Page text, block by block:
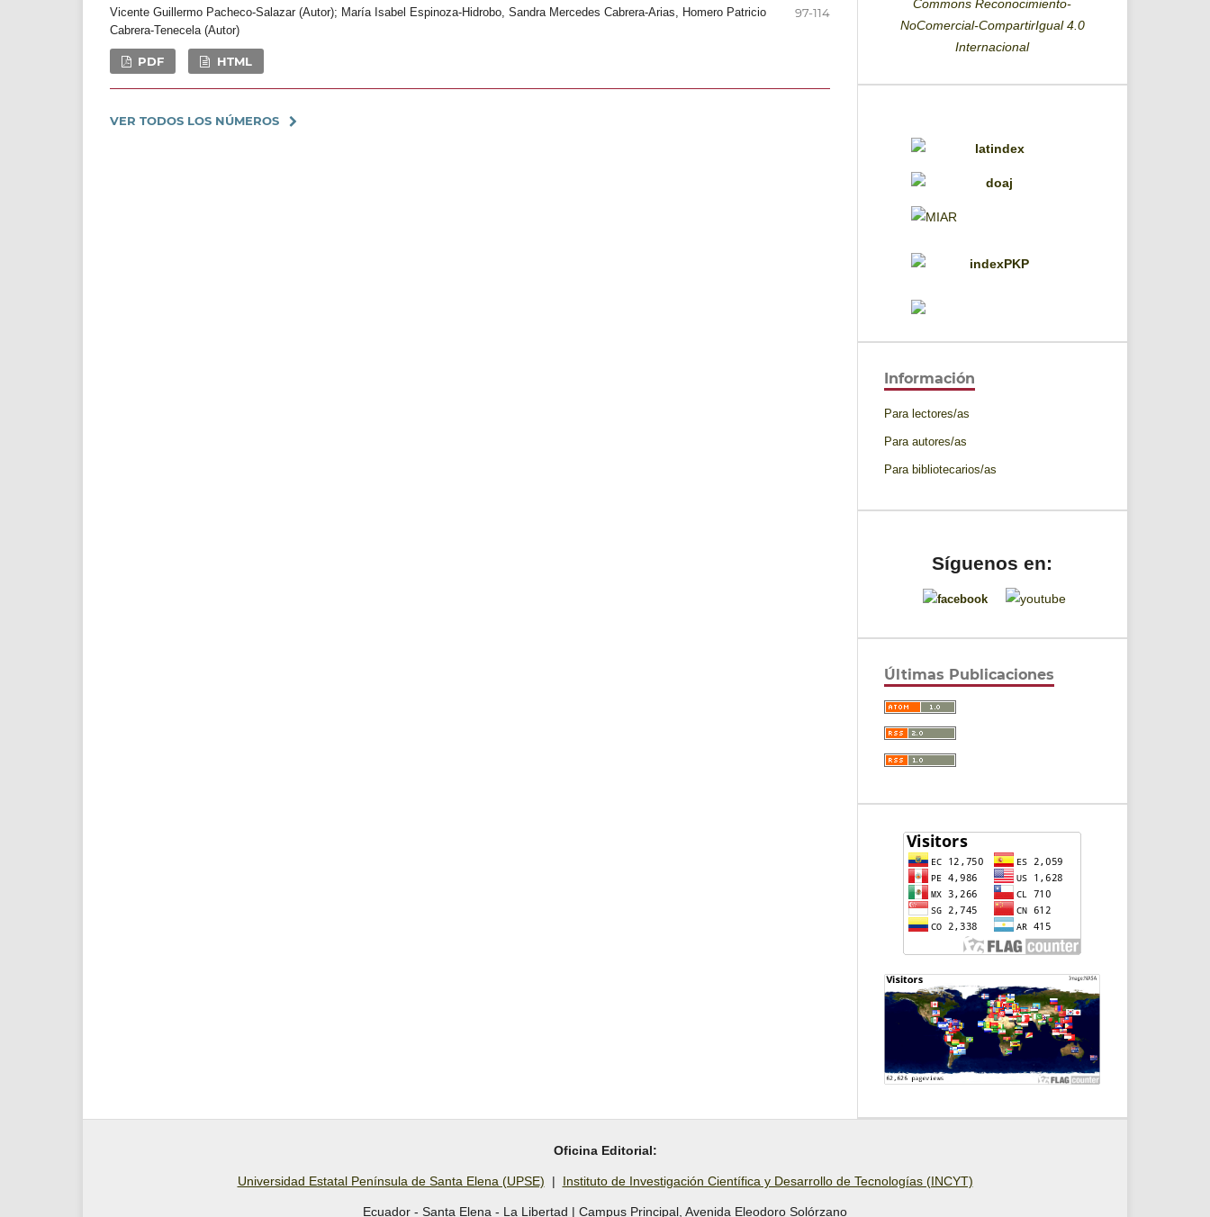
Vicente Guillermo Pacheco-Salazar (Autor); María Isabel Espinoza-Hidrobo, Sandra Mercedes Cabrera-Arias, Homero Patricio
Cabrera-Tenecela (Autor)
97-114
PDF HTML
VER TODOS LOS NÚMEROS
Commons Reconocimiento-
NoComercial-CompartirIgual 4.0
Internacional
Información
Para lectores/as
Para autores/as
Para bibliotecarios/as
Síguenos en:
Últimas Publicaciones
Oficina Editorial:
Universidad Estatal Península de Santa Elena (UPSE) | Instituto de Investigación Científica y Desarrollo de Tecnologías (INCYT)
Ecuador - Santa Elena - La Libertad | Campus Principal, Avenida Eleodoro Solórzano